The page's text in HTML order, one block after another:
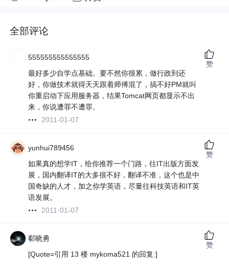
全部评论
555555555555555
最好多少自学点基础。要不然你很累，做行政到还
好，你做技术就得天天跟着师傅混了，搞不好PM就叫
你重启动下应用服务器，结果Tomcat网页都显示不出
来，你说遭罪不遭罪。
2011-01-07
赞
yunhui789456
如果真的想学IT，给你推荐一个门路，往IT出版方面发
展，国内翻译IT的大多很不好，翻译不准，这个也是中
国奇缺的人才，加之你学英语，尽量往科技英语和IT英
语发展。
2011-01-07
赞
郗晓勇
[Quote=引用 13 楼 mykoma521 的回复:]
赞